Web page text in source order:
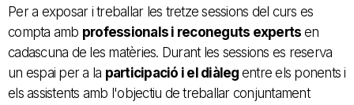
Per a exposar i treballar les tretze sessions del curs es
compta amb professionals i reconeguts experts en
cadascuna de les matèries. Durant les sessions es reserva
un espai per a la participació i el diàleg entre els ponents i
els assistents amb l'objectiu de treballar conjuntament